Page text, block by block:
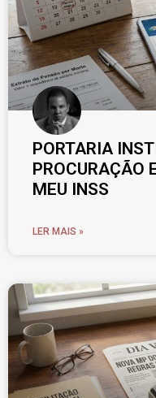
PORTARIA
PROCURAÇÃO
MEU INSS
LER MAIS »